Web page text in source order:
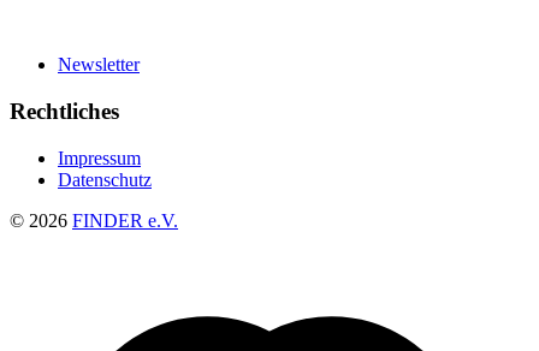
Newsletter
Rechtliches
Impressum
Datenschutz
© 2026 FINDER e.V.